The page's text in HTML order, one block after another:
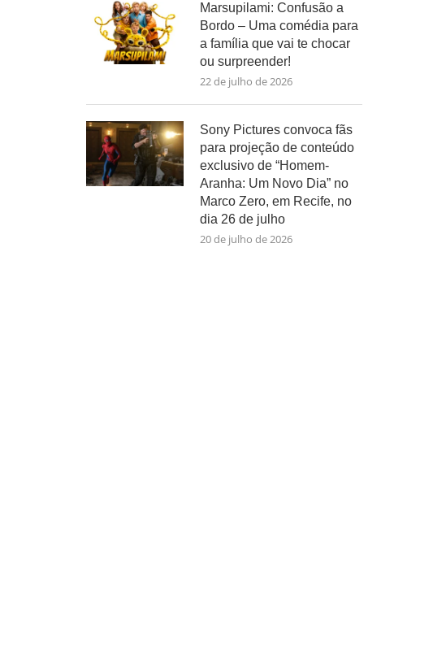
Marsupilami: Confusão a
Bordo – Uma comédia para
a família que vai te chocar
ou surpreender!
22 de julho de 2026
Sony Pictures convoca fãs
para projeção de conteúdo
exclusivo de “Homem-
Aranha: Um Novo Dia” no
Marco Zero, em Recife, no
dia 26 de julho
20 de julho de 2026